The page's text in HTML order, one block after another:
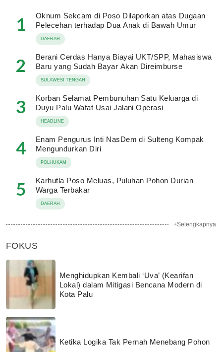
1
Oknum Sekcam di Poso Dilaporkan atas Dugaan
Pelecehan terhadap Dua Anak di Bawah Umur
DAERAH
2
Berani Cerdas Hanya Biayai UKT/SPP, Mahasiswa
Baru yang Sudah Bayar Akan Direimburse
SULAWESI TENGAH
3
Korban Selamat Pembunuhan Satu Keluarga di
Duyu Palu Wafat Usai Jalani Operasi
HEADLINE
4
Enam Pengurus Inti NasDem di Sulteng Kompak
Mengundurkan Diri
POLHUKAM
5
Karhutla Poso Meluas, Puluhan Pohon Durian
Warga Terbakar
DAERAH
+Selengkapnya
FOKUS
Menghidupkan Kembali ‘Uva’ (Kearifan
Lokal) dalam Mitigasi Bencana Modern di
Kota Palu
Ketika Logika Tak Pernah Menebang Pohon